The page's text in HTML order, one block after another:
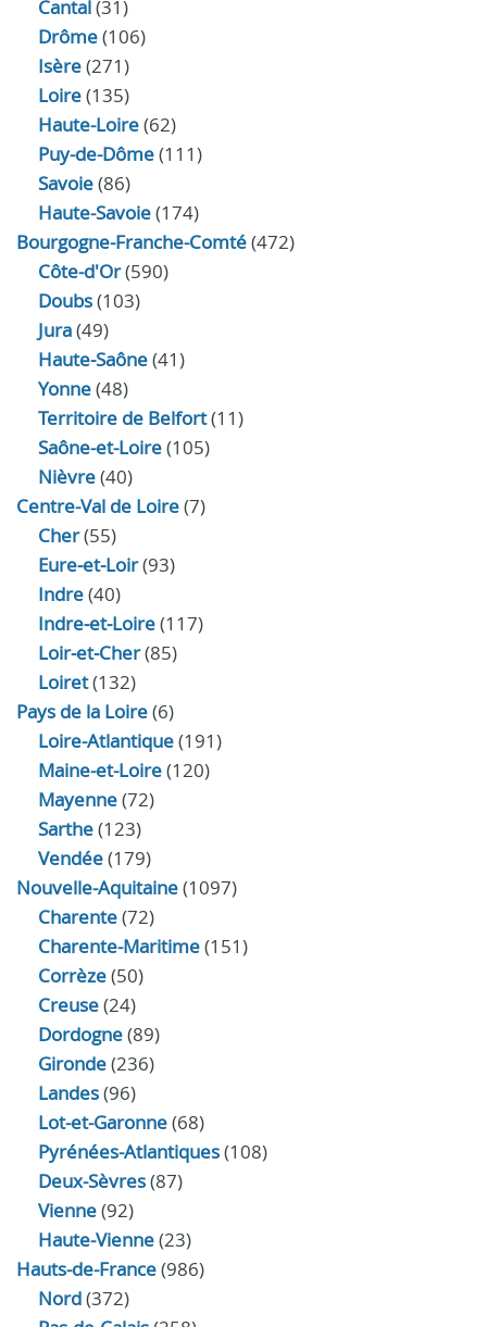
Cantal(31)
Drôme(106)
Isère(271)
Loire(135)
Haute-Loire(62)
Puy-de-Dôme(111)
Savoie(86)
Haute-Savoie(174)
Bourgogne-Franche-Comté(472)
Côte-d'Or(590)
Doubs(103)
Jura(49)
Haute‑Saône(41)
Yonne(48)
Territoire de Belfort(11)
Saône-et-Loire(105)
Nièvre(40)
Centre-Val de Loire(7)
Cher(55)
Eure‑et‑Loir(93)
Indre(40)
Indre‑et‑Loire(117)
Loir‑et‑Cher(85)
Loiret(132)
Pays de la Loire(6)
Loire-Atlantique(191)
Maine-et-Loire(120)
Mayenne(72)
Sarthe(123)
Vendée(179)
Nouvelle-Aquitaine(1097)
Charente(72)
Charente-Maritime(151)
Corrèze(50)
Creuse(24)
Dordogne(89)
Gironde(236)
Landes(96)
Lot-et-Garonne(68)
Pyrénées-Atlantiques(108)
Deux-Sèvres(87)
Vienne(92)
Haute-Vienne(23)
Hauts-de-France(986)
Nord(372)